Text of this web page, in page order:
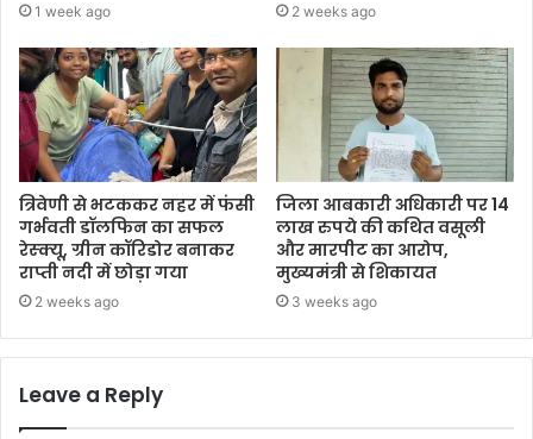
1 week ago 2 weeks ago
त्रिवेणी से भटककर नहर में फंसी
गर्भवती डॉलफिन का सफल
रेस्क्यू, ग्रीन कॉरिडोर बनाकर
राप्ती नदी में छोड़ा गया
2 weeks ago
जिला आबकारी अधिकारी पर 14
लाख रुपये की कथित वसूली
और मारपीट का आरोप,
मुख्यमंत्री से शिकायत
3 weeks ago
Leave a Reply